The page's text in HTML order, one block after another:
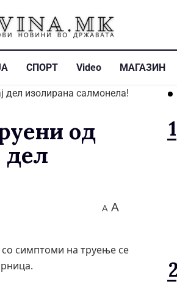
СПОРТ Video МАГАЗИН
од
дел
A A
симптоми на труење се